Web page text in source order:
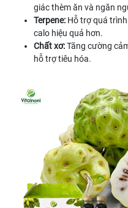
giác thèm ăn và ngăn
Terpene: Hỗ trợ quá
calo hiệu quả hơn.
Chất xơ:Tăng cường
hỗ trợ tiêu hóa.